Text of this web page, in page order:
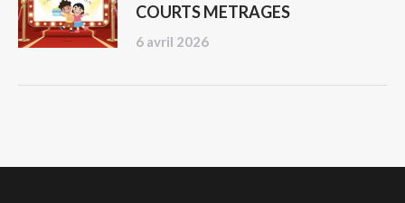
COURTS METRAGES
6 avril 2026